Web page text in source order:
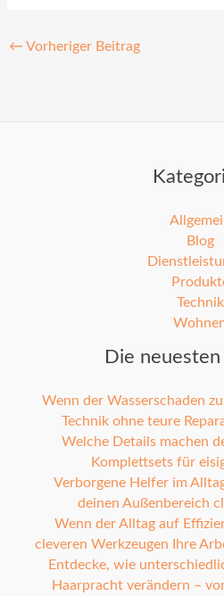
← Vorheriger Beitrag
Blog
Technik
Die
Wenn der Wasserschaden
Technik ohne teure
Welche Details machen
Komplettsets für
Verborgene Helfer im
deinen Außenbereich
Wenn der Alltag auf
cleveren Werkzeugen Ihre
Entdecke, wie
Haarpracht verändern –